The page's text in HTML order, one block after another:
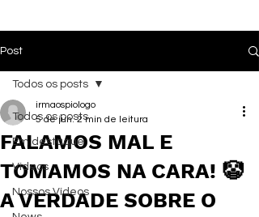
Post
Todos os posts
Em destaque
Vídeos
Nossos Vídeos
Todos os posts
FALAMOS MAL E
TOMAMOS NA CARA! 🤡
A VERDADE SOBRE O
irmaospiologo
5 de jun. 2 min de leitura